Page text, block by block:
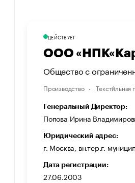
ДЕЙСТВУЕТ
ООО
Общество с
Производство
Генеральный Директор:
Попова Ирина
Юридический адрес:
г. Москва, вн.тер.г.
Дата регистрации:
27.06.2003